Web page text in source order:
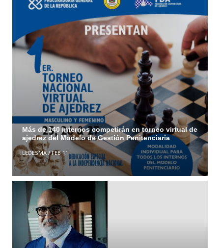
Más de 140 internos competirán en torneo virtual de
ajedrez del Modelo de Gestión Penitenciaria
LEDESMA/FEB 11